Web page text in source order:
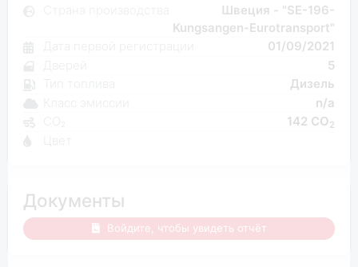
Швеция - "SE-196-
Kungsangen-Eurotransport"
01/09/2021
5
Дизель
n/a
142 CO2
Документы
Войдите, чтобы увидеть отчёт